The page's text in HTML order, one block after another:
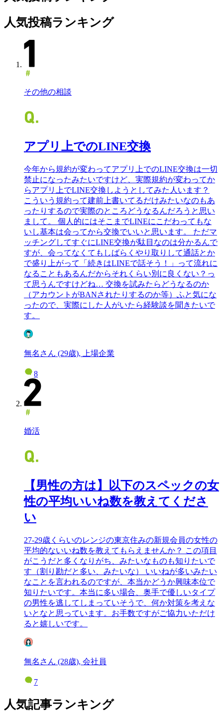
人気投稿ランキング
その他の相談
アプリ上でのLINE交換
今年から規約が変わってアプリ上でのLINE交換は一切
禁止になったみたいですけど、実際規約が変わってか
らアプリ上でLINE交換しようとしてみた人います？
こういう規約って建前上書いてるだけみたいなのもあ
ったりするので実際のところどうなるんだろうと思い
まして。 個人的にはそこまでLINEにこだわってもな
いし基本は会ってから交換でいいと思います。 ただマ
ッチングしてすぐにLINE交換が駄目なのは分かるんで
すが、会ってなくてもしばらくやり取りして通話とか
で盛り上がって「続きはLINEで話そう！」って流れに
なることもあるんだからそれくらい別に良くない？っ
て思うんですけどね… 交換を試みたらどうなるのか
（アカウントがBANされたりするのか等）ふと気にな
ったので、実際にした人がいたら経験談を聞きたいで
す。
無名さん (29歳), 上場企業
8
婚活
【男性の方は】以下のスペックの女
性の平均いいね数を教えてくださ
い
27-29歳くらいのレンジの東京住みの新規会員の女性の
平均的ないいね数を教えてもらえませんか？ この項目
がこうだと多くなりがち、みたいなものも知りたいで
す（割り勘だと多い、みたいな） いいねが多いみたい
なことを言われるのですが、本当かどうか興味本位で
知りたいです。本当に多い場合、奥手で優しいタイプ
の男性を逃してしまっていそうで、何か対策を考えな
いとなと思っています。お手数ですがご協力いただけ
ると嬉しいです。
無名さん (28歳), 会社員
7
人気記事ランキング